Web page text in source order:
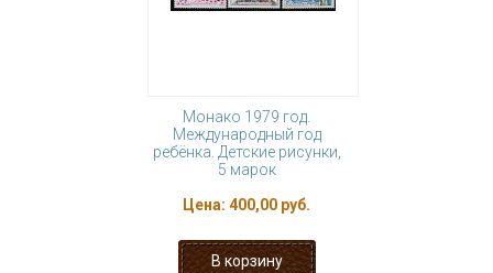
Монако 1979 год.
Международный год
ребёнка. Детские рисунки,
5 марок
Цена: 400,00 руб.